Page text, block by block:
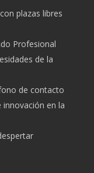
plazas libres
Profesional
de la
de contacto
en la